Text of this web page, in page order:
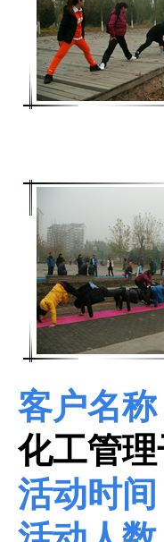
客户名称
化工管
活动时间